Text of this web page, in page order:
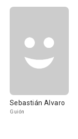
Sebastián Alvaro
Guión